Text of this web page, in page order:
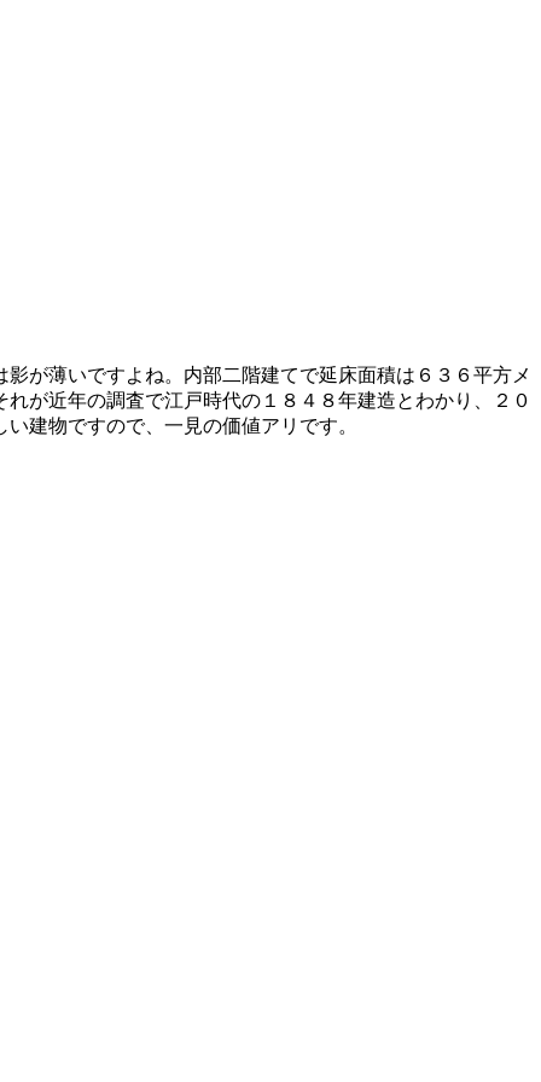
が薄いですよね。内部二階建てで延床面積は６３６平方メ
が近年の調査で江戸時代の１８４８年建造とわかり、２０
建物ですので、一見の価値アリです。